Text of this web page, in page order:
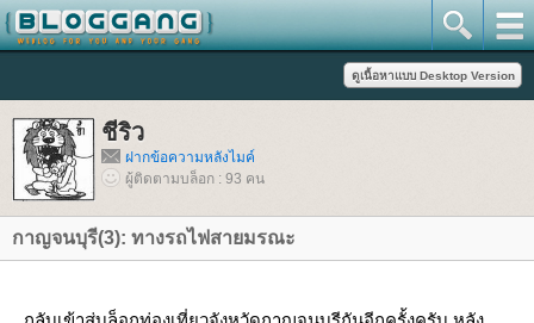
ชีริว
ฝากข้อความหลังไมค์
ผู้ติดตามบล็อก : 93 คน
กาญจนบุรี(3): ทางรถไฟสายมรณะ